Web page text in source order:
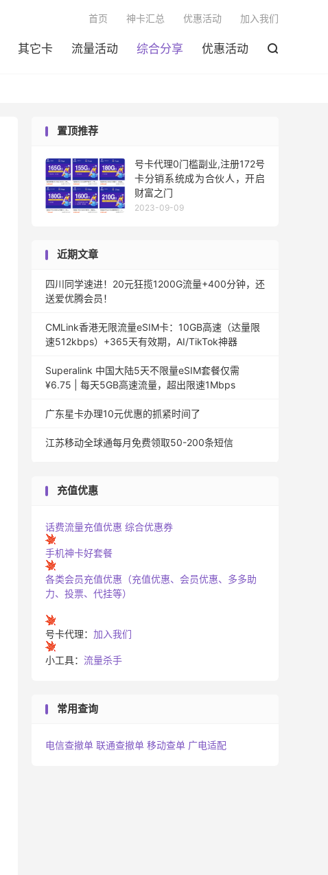
其它卡 流量活动 综合分享 优惠活动 
首页 神卡汇总 优惠活动 加入我们
置顶推荐
号卡代理0门槛副业,注册172号
卡分销系统成为合伙人，开启
财富之门
2023-09-09
近期文章
四川同学速进！20元狂揽1200G流量+400分钟，还
送爱优腾会员！
CMLink香港无限流量eSIM卡：10GB高速（达量限
速512kbps）+365天有效期，AI/TikTok神器
Superalink 中国大陆5天不限量eSIM套餐仅需
¥6.75 | 每天5GB高速流量，超出限速1Mbps
广东星卡办理10元优惠的抓紧时间了
江苏移动全球通每月免费领取50-200条短信
充值优惠
话费流量充值优惠 综合优惠券
手机神卡好套餐
各类会员充值优惠（充值优惠、会员优惠、多多助
力、投票、代挂等）
号卡代理： 加入我们
小工具： 流量杀手
常用查询
电信查撤单 联通查撤单 移动查单 广电适配